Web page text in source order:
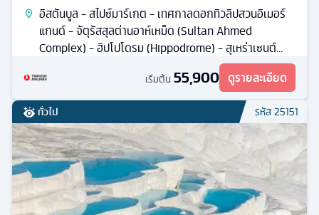
อิสตันบูล - สไปซ์มาร์เกต - เทศกาลดอกทิวลิปสวนอิเมอร์
แกนด์ - จัตุรัสสุลต่านอาห์เหม็ด (Sultan Ahmed
Complex) - ฮิปโปโดรม (Hippodrome) - สุเหร่าเซนต์
เริ่มต้น 55,900 ดูรายละเอียด
ทั่วไป รหัส25151